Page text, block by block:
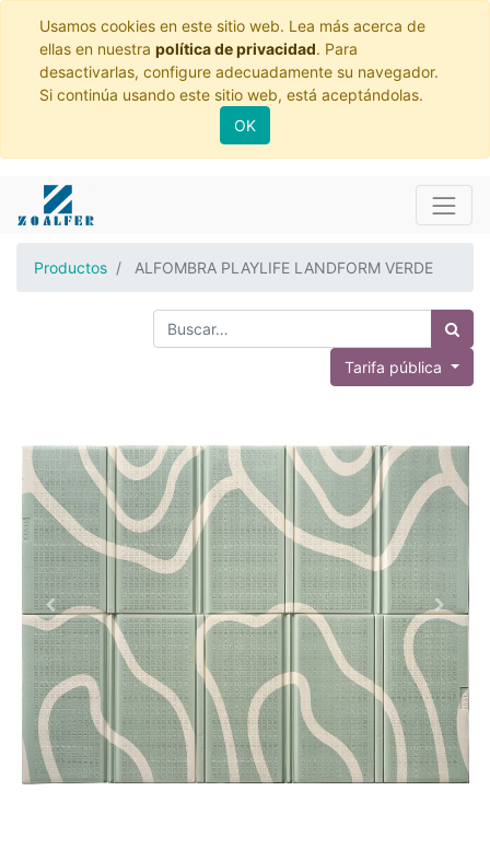
Usamos cookies en este sitio web. Lea más acerca de
ellas en nuestra política de privacidad. Para
desactivarlas, configure adecuadamente su navegador.
Si continúa usando este sitio web, está aceptándolas.
OK
Productos ALFOMBRA PLAYLIFE LANDFORM VERDE
Tarifa pública